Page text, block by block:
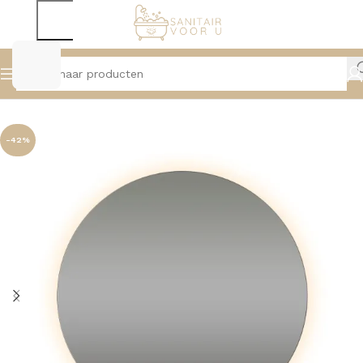
Home Spiegels Spiegels Met Verlichting
-42%